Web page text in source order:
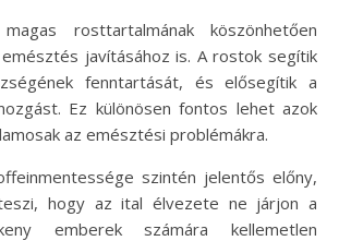
rosttartalmának köszönhetően
javításához is. A rostok segítik
fenntartását, és elősegítik a
Ez különösen fontos lehet azok
az emésztési problémákra.
szintén jelentős előny,
hogy az ital élvezete ne járjon a
emberek számára kellemetlen